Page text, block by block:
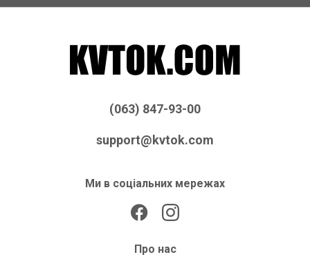
(063) 847-93-00
support@kvtok.com
Ми в соціальних мережах
Про нас